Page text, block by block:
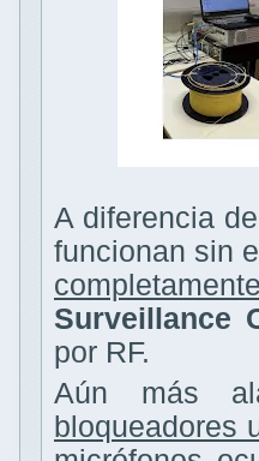
A diferencia
funcionan sin
Surveillance
por RF.
Aún más
bloqueadores